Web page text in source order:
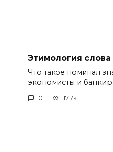
Этимология слова
Что такое номинал
экономисты и
0 17.7к.